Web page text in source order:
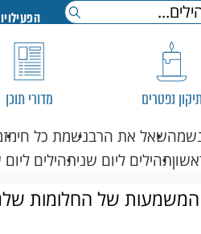
נפטרים מדורי תוכן
נשמהשאל את הרבנשמת כל חי
תהילים ליום שניתהילים
של החלומות